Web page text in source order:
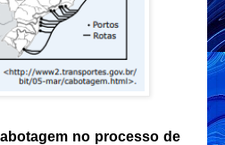
no processo de